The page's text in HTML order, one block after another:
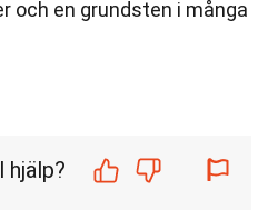
och en grundsten i många
hjälp?